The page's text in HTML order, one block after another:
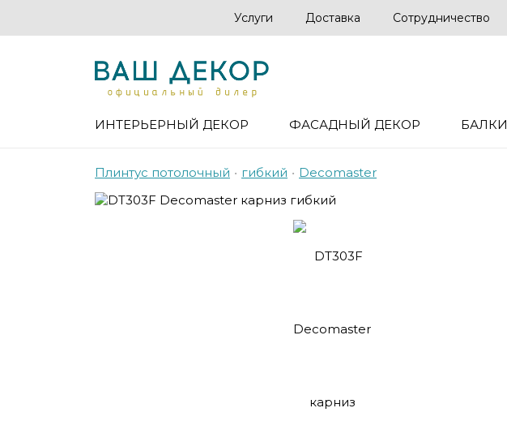
Услуги Доставка Сотрудничество
ИНТЕРЬЕРНЫЙ ДЕКОР ФАСАДНЫЙ ДЕКОР БАЛКИ
Плинтус потолочный • гибкий • Decomaster